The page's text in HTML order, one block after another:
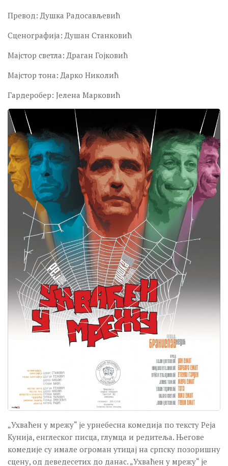
Превод: Душка Радосављевић
Сценографија: Душан Станковић
Мајстор светла: Драган Гојковић
Мајстор тона: Дарко Николић
Гардеробер: Јелена Марковић
„Ухваћен у мрежу“ је урнебесна комедија по тексту Реја
Кунија, енглеског писца, глумца и редитеља. Његове
комедије су имале огроман утицај на српску позоришну
сцену, од деведесетих до данас. „Ухваћен у мрежу“ је